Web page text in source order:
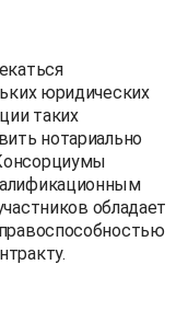
юридических
таких
нотариально
обладает